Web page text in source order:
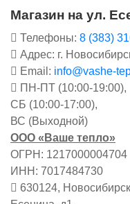
Магазин на ул.
Телефоны: 8 (383)
Адрес: г.
Email: info@vashe-
ПН-ПТ (10:00-19:00),
СБ (10:00-17:00),
ВС (Выходной)
ООО «Ваше тепло»
ОГРН: 1217000004704
ИНН: 7017484730
630124,